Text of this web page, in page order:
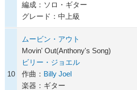
編成：ソロ・ギター
グレード：中上級
10
ムービン・アウト
Movin' Out(Anthony's Song)
ビリー・ジョエル
作曲： Billy Joel
楽器：ギター